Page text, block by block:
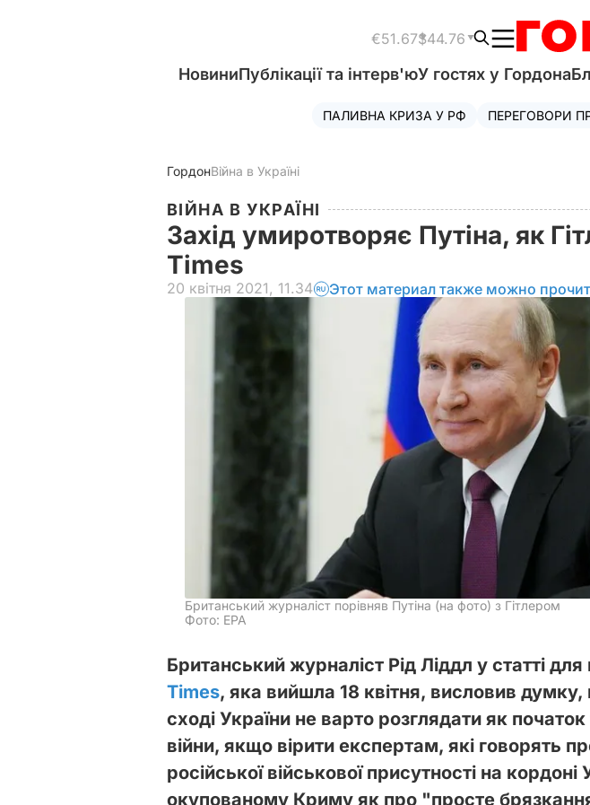
€51.67$44.76
НовиниПублікації та інтерв'юУ гостях у Гордона
ПАЛИВНА КРИЗА У РФ ПЕРЕГОВОРИ
ГордонВійна в Україні
ВІЙНА В УКРАЇНІ
Захід умиротворяє Путіна, як
Times
20 квітня 2021, 11.34 Этот материал также можно
Британський журналіст порівняв Путіна (на фото) з Гітлером
Фото: ЕРА
Британський журналіст Рід Ліддл у статті для
Times, яка вийшла 18 квітня, висловив
сході України не варто розглядати як початок
війни, якщо вірити експертам, які говорять
російської військової присутності на кордоні
окупованому Криму як про "просте